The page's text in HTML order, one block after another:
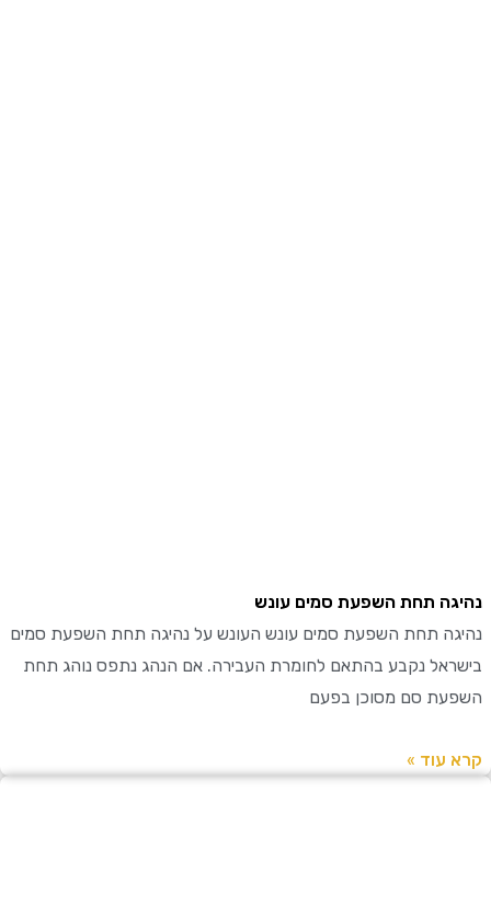
תחת השפעת סמים עונש
תחת השפעת סמים עונש העונש על נהיגה תחת השפעת סמים
נקבע בהתאם לחומרת העבירה. אם הנהג נתפס נוהג תחת
סם מסוכן בפעם
»